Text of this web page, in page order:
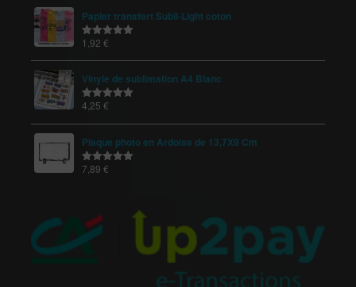
Papier transfert Subli-Light coton
Note5.00
1,92 €
Vinyle de sublimation A4 Blanc
Note5.00
4,25 €
Plaque photo en Ardoise de 13,7X9 Cm
Note5.00
7,89 €